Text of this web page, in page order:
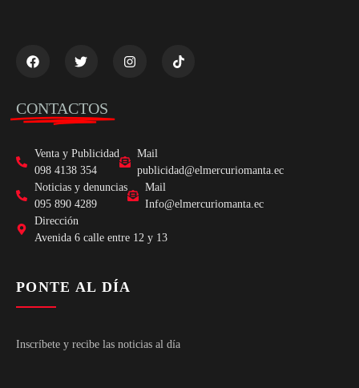
CONTACTOS
Venta y Publicidad
098 4138 354
Mail
publicidad@elmercuriomanta.ec
Noticias y denuncias
095 890 4289
Mail
Info@elmercuriomanta.ec
Dirección
Avenida 6 calle entre 12 y 13
PONTE AL DÍA
Inscríbete y recibe las noticias al día